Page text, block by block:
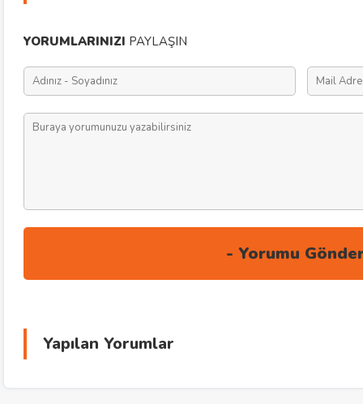
YORUMLARINIZI PAYLAŞIN
Yapılan Yorumlar